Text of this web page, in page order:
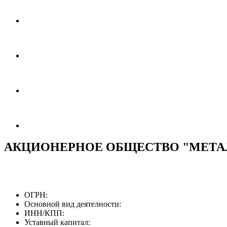
АКЦИОНЕРНОЕ ОБЩЕСТВО
ОГРН:
Основной вид деятелности:
ИНН/КПП:
Уставный капитал: